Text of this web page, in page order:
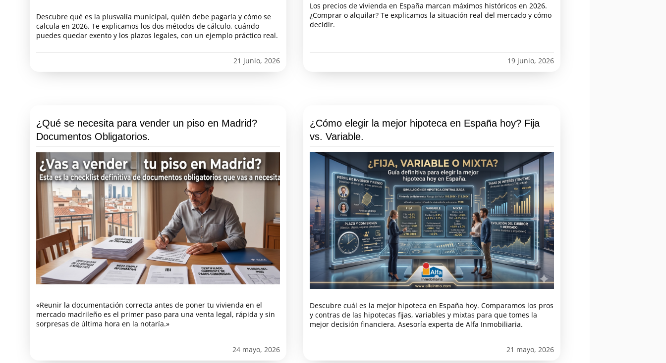
Descubre qué es la plusvalía municipal, quién debe pagarla y cómo se
calcula en 2026. Te explicamos los dos métodos de cálculo, cuándo
puedes quedar exento y los plazos legales, con un ejemplo práctico real.
21 junio, 2026
Los precios de vivienda en España marcan máximos históricos en 2026.
¿Comprar o alquilar? Te explicamos la situación real del mercado y cómo
decidir.
19 junio, 2026
¿Qué se necesita para vender un piso en Madrid?
Documentos Obligatorios.
«Reunir la documentación correcta antes de poner tu vivienda en el
mercado madrileño es el primer paso para una venta legal, rápida y sin
sorpresas de última hora en la notaría.»
24 mayo, 2026
¿Cómo elegir la mejor hipoteca en España hoy? Fija
vs. Variable.
Descubre cuál es la mejor hipoteca en España hoy. Comparamos los pros
y contras de las hipotecas fijas, variables y mixtas para que tomes la
mejor decisión financiera. Asesoría experta de Alfa Inmobiliaria.
21 mayo, 2026